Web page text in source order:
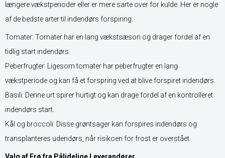
længere vækstperioder eller er mere sarte over for kulde. Her er nogle
af de bedste arter til indendørs forspiring:
Tomater: Tomater har en lang vækstsæson og drager fordel af en
tidlig start indendørs.
Peberfrugter: Ligesom tomater har peberfrugter en lang
vækstperiode og kan få et forspring ved at blive forspiret indendørs.
Basili: Denne urt spirer hurtigt og kan drage fordel af en kontrolleret
indendørs start.
Kål og broccoli: Disse grøntsager kan forspires indendørs og
transplanteres udendørs, når risikoen for frost er overstået.